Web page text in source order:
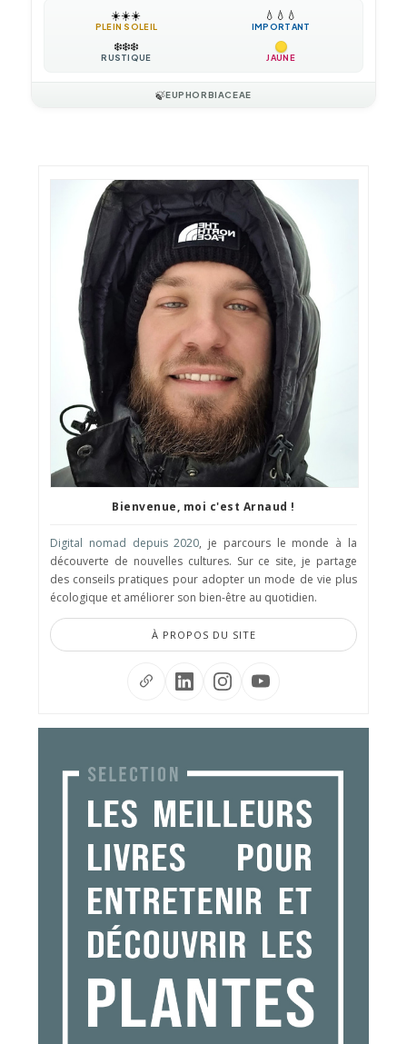
☀️☀️☀️
PLEIN SOLEIL
💧 💧 💧
IMPORTANT
❄️❄️❄️
RUSTIQUE JAUNE
🍃EUPHORBIACEAE
Bienvenue, moi c'est Arnaud !
Digital nomad depuis 2020, je parcours le monde à la
découverte de nouvelles cultures. Sur ce site, je partage
des conseils pratiques pour adopter un mode de vie plus
écologique et améliorer son bien-être au quotidien.
À PROPOS DU SITE